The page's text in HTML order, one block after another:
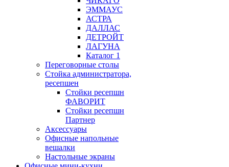
ЭММАУС
АСТРА
ДАЛЛАС
ДЕТРОЙТ
ЛАГУНА
Каталог 1
Переговорные столы
Стойка администратора,
ресепшен
Стойки ресепшн
ФАВОРИТ
Стойки ресепшн
Партнер
Аксессуары
Офисные напольные
вешалки
Настольные экраны